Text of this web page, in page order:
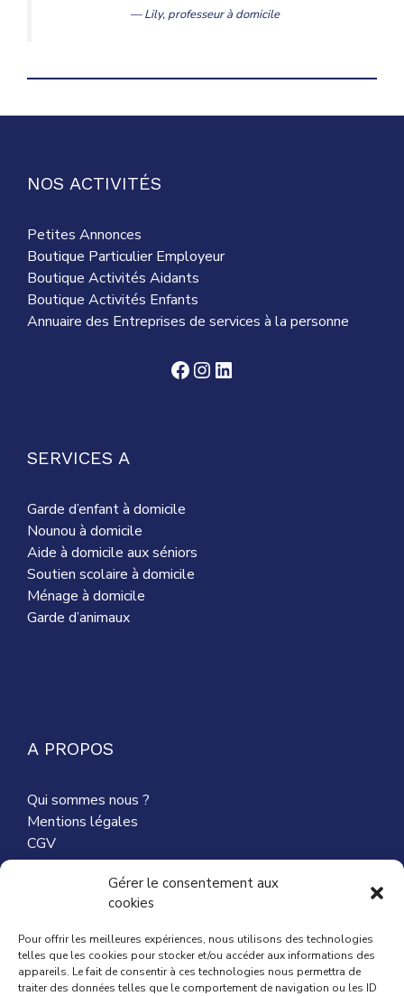
Gérer le consentement aux
cookies
Pour offrir les meilleures expériences, nous utilisons des technologies
telles que les cookies pour stocker et/ou accéder aux informations des
appareils. Le fait de consentir à ces technologies nous permettra de
traiter des données telles que le comportement de navigation ou les ID
— Lily,professeur à domicile
NOS ACTIVITÉS
Petites Annonces
Boutique Particulier Employeur
Boutique Activités Aidants
Boutique Activités Enfants
Annuaire des Entreprises de services à la personne
Facebook
Instagram
LinkedIn
SERVICES A
Garde d’enfant à domicile
Nounou à domicile
Aide à domicile aux séniors
Soutien scolaire à domicile
Ménage à domicile
Garde d’animaux
A PROPOS
Qui sommes nous ?
Mentions légales
CGV
Nous contacter